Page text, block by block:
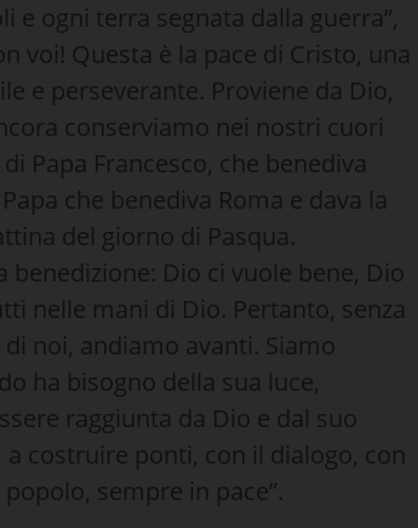
ogni terra segnata dalla guerra”,
voi! Questa è la pace di Cristo, una
e perseverante. Proviene da Dio,
conserviamo nei nostri cuori
Papa Francesco, che benediva
che benediva Roma e dava la
del giorno di Pasqua.
Dio ci vuole bene, Dio
nelle mani di Dio. Pertanto, senza
noi, andiamo avanti. Siamo
ha bisogno della sua luce,
raggiunta da Dio e dal suo
costruire ponti, con il dialogo, con
sempre in pace”.